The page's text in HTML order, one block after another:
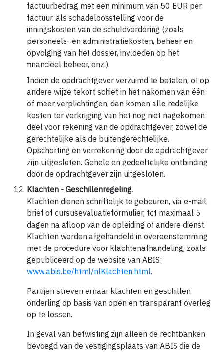
factuurbedrag met een minimum van 50 EUR per
factuur, als schadeloosstelling voor de
inningskosten van de schuldvordering (zoals
personeels- en administratiekosten, beheer en
opvolging van het dossier, invloeden op het
financieel beheer, enz.).
Indien de opdrachtgever verzuimd te betalen, of op
andere wijze tekort schiet in het nakomen van één
of meer verplichtingen, dan komen alle redelijke
kosten ter verkrijging van het nog niet nagekomen
deel voor rekening van de opdrachtgever, zowel de
gerechtelijke als de buitengerechtelijke.
Opschorting en verrekening door de opdrachtgever
zijn uitgesloten. Gehele en gedeeltelijke ontbinding
door de opdrachtgever zijn uitgesloten.
Klachten - Geschillenregeling.
Klachten dienen schriftelijk te gebeuren, via e-mail,
brief of cursusevaluatieformulier, tot maximaal 5
dagen na afloop van de opleiding of andere dienst.
Klachten worden afgehandeld in overeenstemming
met de procedure voor klachtenafhandeling, zoals
gepubliceerd op de website van ABIS:
www.abis.be/html/nlKlachten.html.
Partijen streven ernaar klachten en geschillen
onderling op basis van open en transparant overleg
op te lossen.
In geval van betwisting zijn alleen de rechtbanken
bevoegd van de vestigingsplaats van ABIS die de